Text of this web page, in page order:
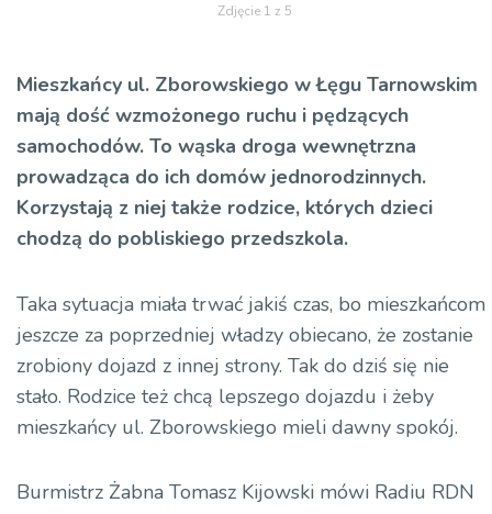
Zdjęcie 1 z 5
Mieszkańcy ul. Zborowskiego w Łęgu Tarnowskim
mają dość wzmożonego ruchu i pędzących
samochodów. To wąska droga wewnętrzna
prowadząca do ich domów jednorodzinnych.
Korzystają z niej także rodzice, których dzieci
chodzą do pobliskiego przedszkola.
Taka sytuacja miała trwać jakiś czas, bo mieszkańcom
jeszcze za poprzedniej władzy obiecano, że zostanie
zrobiony dojazd z innej strony. Tak do dziś się nie
stało. Rodzice też chcą lepszego dojazdu i żeby
mieszkańcy ul. Zborowskiego mieli dawny spokój.
Burmistrz Żabna Tomasz Kijowski mówi Radiu RDN